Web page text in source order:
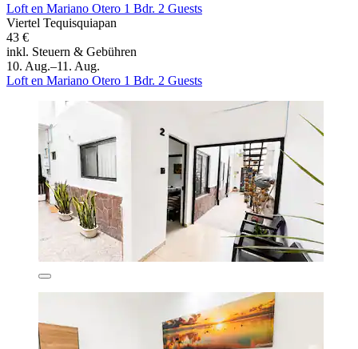
Loft en Mariano Otero 1 Bdr. 2 Guests
Viertel Tequisquiapan
43 €
inkl. Steuern & Gebühren
10. Aug.–11. Aug.
Loft en Mariano Otero 1 Bdr. 2 Guests